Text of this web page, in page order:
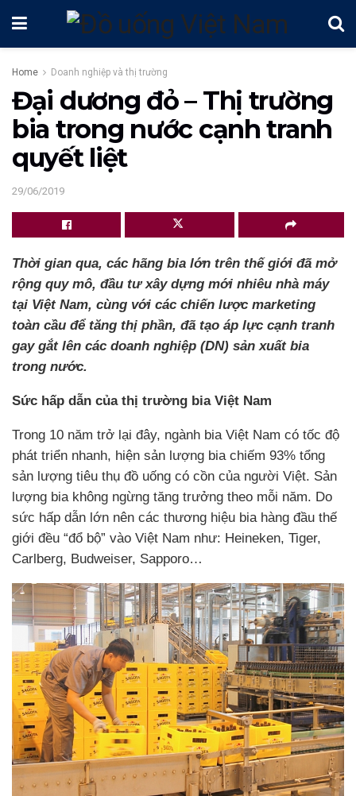
Home Doanh nghiệp và thị trường
Đại dương đỏ – Thị trường
bia trong nước cạnh tranh
quyết liệt
29/06/2019
Thời gian qua, các hãng bia lớn trên thế giới đã mở
rộng quy mô, đầu tư xây dựng mới nhiêu nhà máy
tại Việt Nam, cùng với các chiến lược marketing
toàn cầu để tăng thị phần, đã tạo áp lực cạnh tranh
gay gắt lên các doanh nghiệp (DN) sản xuất bia
trong nước.
Sức hấp dẫn của thị trường bia Việt Nam
Trong 10 năm trở lại đây, ngành bia Việt Nam có tốc độ
phát triển nhanh, hiện sản lượng bia chiếm 93% tổng
sản lượng tiêu thụ đồ uống có cồn của người Việt. Sản
lượng bia không ngừng tăng trưởng theo mỗi năm. Do
sức hấp dẫn lớn nên các thương hiệu bia hàng đầu thế
giới đều “đổ bộ” vào Việt Nam như: Heineken, Tiger,
Carlberg, Budweiser, Sapporo…